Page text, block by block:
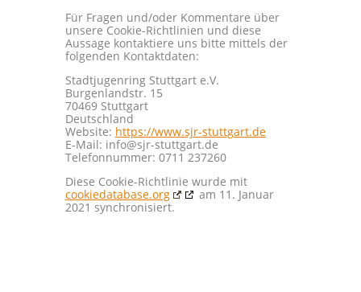
Für Fragen und/oder Kommentare über
unsere Cookie-Richtlinien und diese
Aussage kontaktiere uns bitte mittels der
folgenden Kontaktdaten:
Stadtjugenring Stuttgart e.V.
Burgenlandstr. 15
70469 Stuttgart
Deutschland
Website: https://www.sjr-stuttgart.de
E-Mail: info@sjr-stuttgart.de
Telefonnummer: 0711 237260
Diese Cookie-Richtlinie wurde mit
cookiedatabase.org
am 11. Januar
2021 synchronisiert.